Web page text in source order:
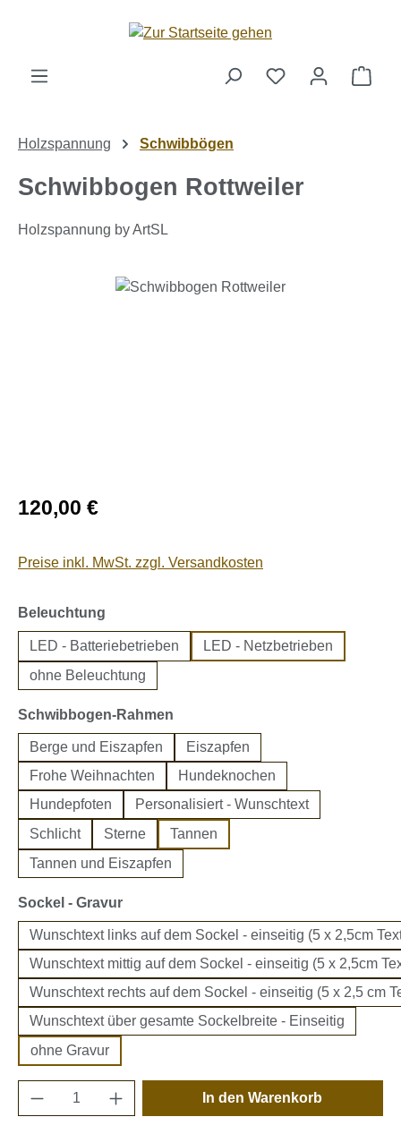
Zum Hauptinhalt springen
Holzspannung Schwibbögen
Schwibbogen Rottweiler
Holzspannung by ArtSL
Bildergalerie überspringen
Regulärer Preis:
120,00 €
Preise inkl. MwSt. zzgl. Versandkosten
Beleuchtung
LED - Batteriebetrieben
LED - Netzbetrieben
ohne Beleuchtung
Schwibbogen-Rahmen
Berge und Eiszapfen
Eiszapfen
Frohe Weihnachten
Hundeknochen
Hundepfoten
Personalisiert - Wunschtext
Schlicht
Sterne
Tannen
Tannen und Eiszapfen
Sockel - Gravurauswählen
Wunschtext links auf dem Sockel - einseitig (5 x 2,5cm
Wunschtext mittig auf dem Sockel - einseitig (5 x 2,5cm
Wunschtext rechts auf dem Sockel - einseitig (5 x 2,5 cm
Wunschtext über gesamte Sockelbreite - Einseitig
ohne Gravur
Produkt Anzahl: Gib den gewünschten
In den Warenkorb